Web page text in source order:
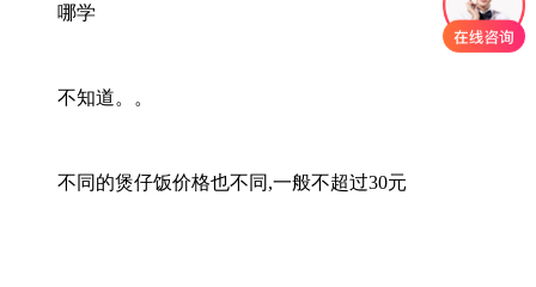
哪学
不知道。。
不同的煲仔饭价格也不同,一般不超过30元